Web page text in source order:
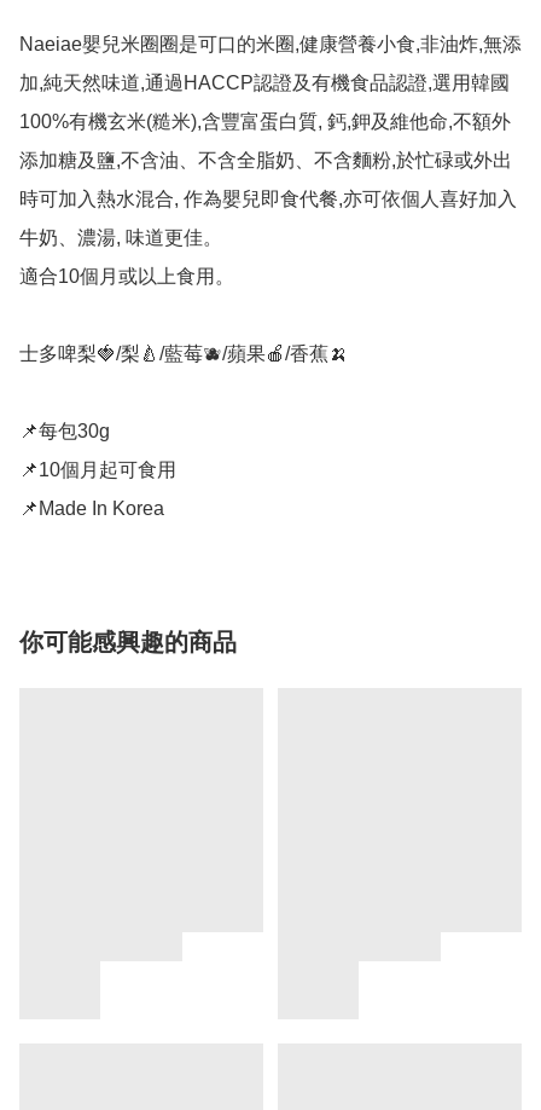
Naeiae嬰兒米圈圈是可口的米圈,健康營養小食,非油炸,無添
加,純天然味道,通過HACCP認證及有機食品認證,選用韓國
100%有機玄米(糙米),含豐富蛋白質, 鈣,鉀及維他命,不額外
添加糖及鹽,不含油、不含全脂奶、不含麵粉,於忙碌或外出
時可加入熱水混合, 作為嬰兒即食代餐,亦可依個人喜好加入
牛奶、濃湯, 味道更佳。
適合10個月或以上食用。
士多啤梨🍓/梨🍐/藍莓🫐/蘋果🍎/香蕉🍌
📌每包30g
📌10個月起可食用
📌Made In Korea
你可能感興趣的商品